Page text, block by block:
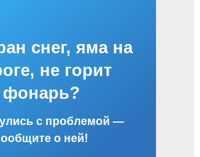
снег, яма на
не горит
фонарь?
с проблемой —
о ней!